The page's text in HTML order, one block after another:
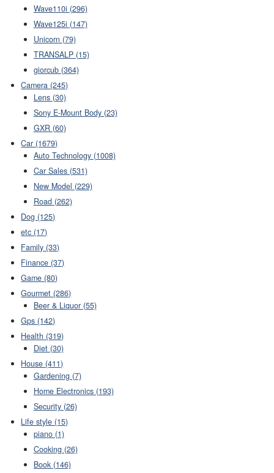
Wave110i (296)
Wave125i (147)
Unicorn (79)
TRANSALP (15)
giorcub (364)
Camera (245)
Lens (30)
Sony E-Mount Body (23)
GXR (60)
Car (1679)
Auto Technology (1008)
Car Sales (531)
New Model (229)
Road (262)
Dog (125)
etc (17)
Family (33)
Finance (37)
Game (80)
Gourmet (286)
Beer & Liquor (55)
Gps (142)
Health (319)
Diet (30)
House (411)
Gardening (7)
Home Electronics (193)
Security (26)
Life style (15)
piano (1)
Cooking (26)
Book (146)